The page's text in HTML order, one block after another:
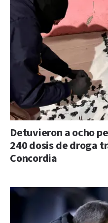
Detuvieron a ocho
240 dosis de droga
Concordia